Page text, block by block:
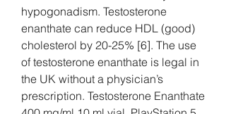
hypogonadism. Testosterone
enanthate can reduce HDL (good)
cholesterol by 20-25% [6]. The use
of testosterone enanthate is legal in
the UK without a physician’s
prescription. Testosterone Enanthate